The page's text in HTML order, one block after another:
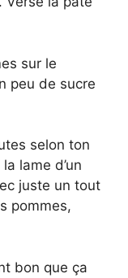
sur le
peu de sucre
selon ton
lame d’un
juste un tout
pommes,
bon que ça